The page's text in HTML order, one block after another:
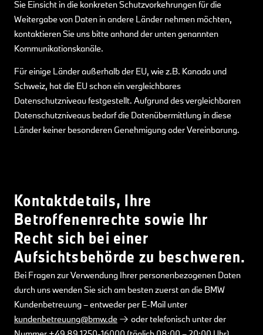
Sie Einsicht in die konkreten Schutzvorkehrungen für die
Weitergabe von Daten in andere Länder nehmen möchten,
kontaktieren Sie uns bitte anhand der unten genannten
Kommunikationskanäle.
Für einige Länder außerhalb der EU, wie z.B. Kanada und
Schweiz, hat die EU schon ein vergleichbares
Datenschutzniveau festgestellt. Aufgrund des vergleichbaren
Datenschutzniveaus bedarf die Datenübermittlung in diese
Länder keiner besonderen Genehmigung oder Vereinbarung.
Kontaktdetails, Ihre
Betroffenenrechte sowie Ihr
Recht sich bei einer
Aufsichtsbehörde zu beschweren.
Bei Fragen zur Verwendung Ihrer personenbezogenen Daten
durch uns wenden Sie sich am besten zuerst an die BMW
Kundenbetreuung – entweder per E-Mail unter
kundenbetreuung@bmw.de
oder telefonisch unter der